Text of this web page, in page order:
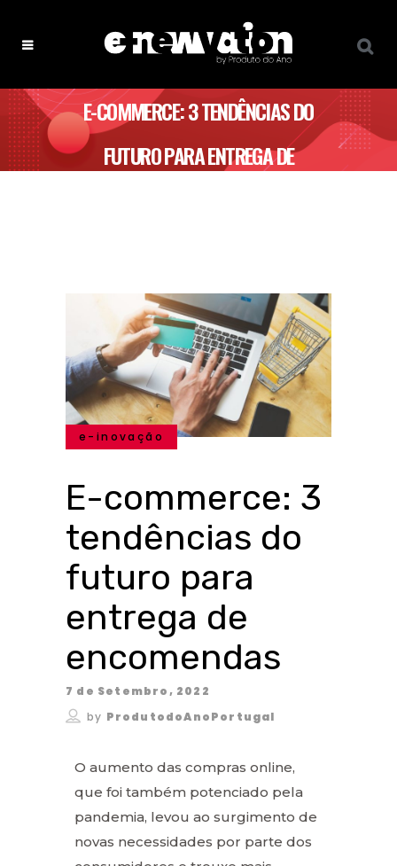
E-COMMERCE: 3 TENDÊNCIAS DO
FUTURO PARA ENTREGA DE
e-inovação
E-commerce: 3
tendências do
futuro para
entrega de
encomendas
7 de Setembro, 2022
by ProdutodoAnoPortugal
O aumento das compras online,
que foi também potenciado pela
pandemia, levou ao surgimento de
novas necessidades por parte dos